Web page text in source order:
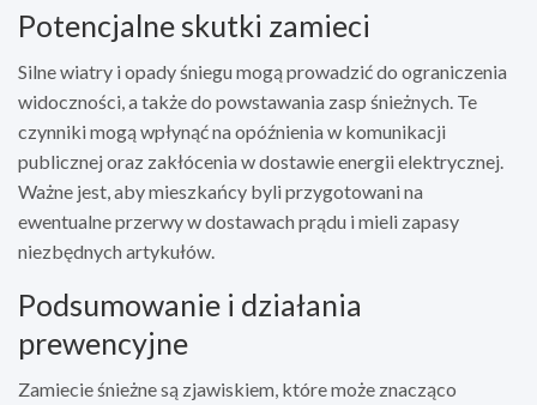
Potencjalne skutki zamieci
Silne wiatry i opady śniegu mogą prowadzić do ograniczenia
widoczności, a także do powstawania zasp śnieżnych. Te
czynniki mogą wpłynąć na opóźnienia w komunikacji
publicznej oraz zakłócenia w dostawie energii elektrycznej.
Ważne jest, aby mieszkańcy byli przygotowani na
ewentualne przerwy w dostawach prądu i mieli zapasy
niezbędnych artykułów.
Podsumowanie i działania
prewencyjne
Zamiecie śnieżne są zjawiskiem, które może znacząco